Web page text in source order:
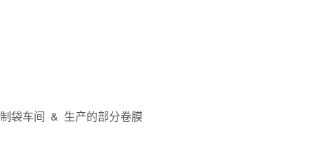
制袋车间 & 生产的部分卷膜